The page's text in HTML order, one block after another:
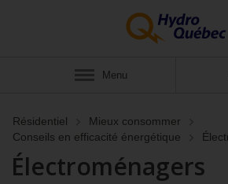
Afficher
Menu
Résidentiel
Mieux consommer
Conseils en efficacité énergétique
Électroménagers